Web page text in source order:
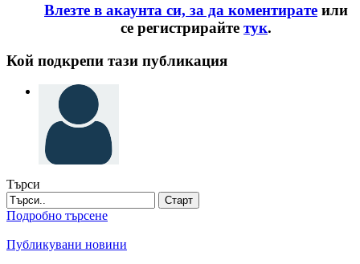
Влезте в акаунта си, за да коментирате или
се регистрирайте тук.
Кой подкрепи тази публикация
Търси
Старт
Подробно търсене
Публикувани новини